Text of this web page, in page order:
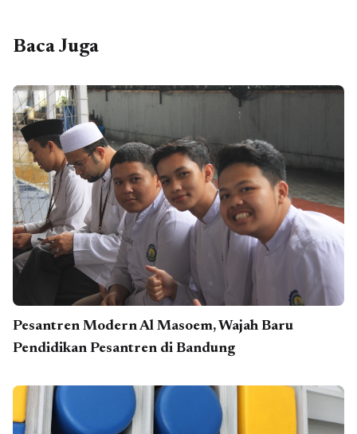
Baca Juga
Pesantren Modern Al Masoem, Wajah Baru
Pendidikan Pesantren di Bandung